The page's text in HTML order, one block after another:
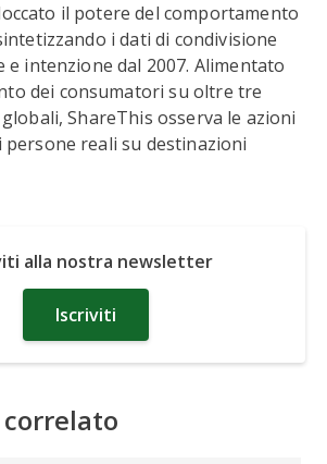
il potere del comportamento
i dati di condivisione
e intenzione dal 2007. Alimentato
dei consumatori su oltre tre
ShareThis osserva le azioni
persone reali su destinazioni
alla nostra newsletter
Iscriviti